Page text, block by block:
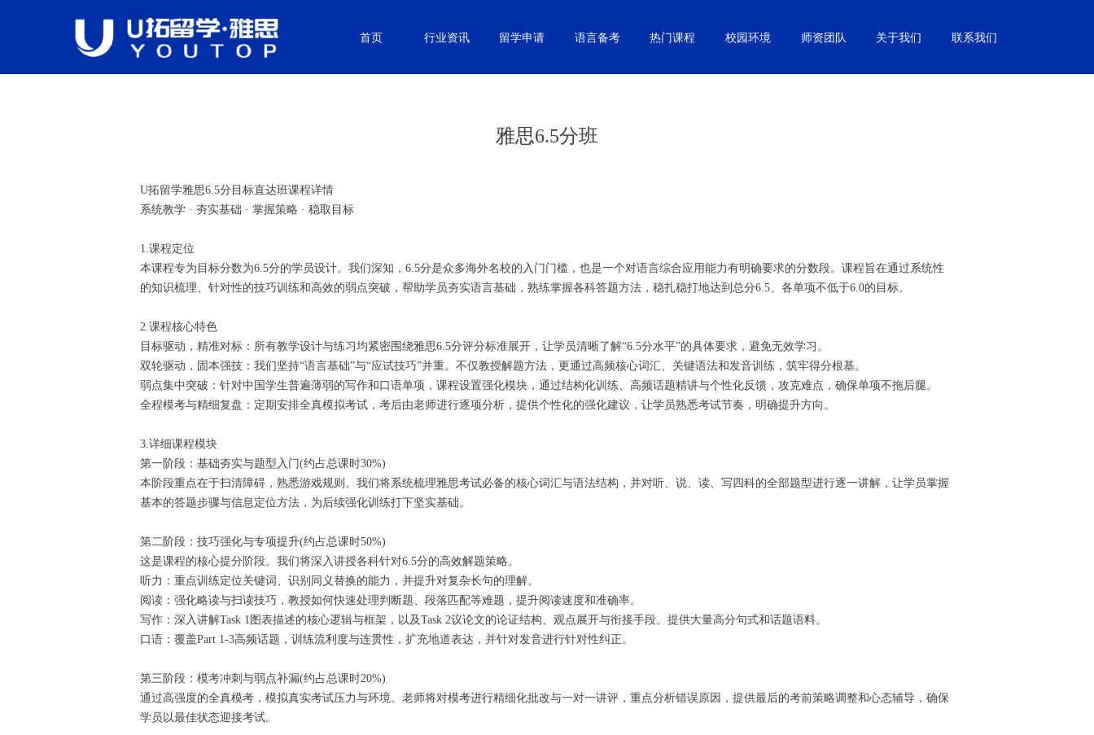
首页 行业资讯 留学申请 语言备考 热门课程 校园环境 师资团队 关于我们 联系我们
雅思6.5分班
U拓留学雅思6.5分目标直达班课程详情
系统教学 · 夯实基础 · 掌握策略 · 稳取目标
1.课程定位
本课程专为目标分数为6.5分的学员设计。我们深知，6.5分是众多海外名校的入门门槛，也是一个对语言综合应用能力有明确要求的分数段。课程旨在通过系统性
的知识梳理、针对性的技巧训练和高效的弱点突破，帮助学员夯实语言基础，熟练掌握各科答题方法，稳扎稳打地达到总分6.5、各单项不低于6.0的目标。
2.课程核心特色
目标驱动，精准对标：所有教学设计与练习均紧密围绕雅思6.5分评分标准展开，让学员清晰了解“6.5分水平”的具体要求，避免无效学习。
双轮驱动，固本强技：我们坚持“语言基础”与“应试技巧”并重。不仅教授解题方法，更通过高频核心词汇、关键语法和发音训练，筑牢得分根基。
弱点集中突破：针对中国学生普遍薄弱的写作和口语单项，课程设置强化模块，通过结构化训练、高频话题精讲与个性化反馈，攻克难点，确保单项不拖后腿。
全程模考与精细复盘：定期安排全真模拟考试，考后由老师进行逐项分析，提供个性化的强化建议，让学员熟悉考试节奏，明确提升方向。
3.详细课程模块
第一阶段：基础夯实与题型入门(约占总课时30%)
本阶段重点在于扫清障碍，熟悉游戏规则。我们将系统梳理雅思考试必备的核心词汇与语法结构，并对听、说、读、写四科的全部题型进行逐一讲解，让学员掌握
基本的答题步骤与信息定位方法，为后续强化训练打下坚实基础。
第二阶段：技巧强化与专项提升(约占总课时50%)
这是课程的核心提分阶段。我们将深入讲授各科针对6.5分的高效解题策略。
听力：重点训练定位关键词、识别同义替换的能力，并提升对复杂长句的理解。
阅读：强化略读与扫读技巧，教授如何快速处理判断题、段落匹配等难题，提升阅读速度和准确率。
写作：深入讲解Task 1图表描述的核心逻辑与框架，以及Task 2议论文的论证结构、观点展开与衔接手段。提供大量高分句式和话题语料。
口语：覆盖Part 1-3高频话题，训练流利度与连贯性，扩充地道表达，并针对发音进行针对性纠正。
第三阶段：模考冲刺与弱点补漏(约占总课时20%)
通过高强度的全真模考，模拟真实考试压力与环境。老师将对模考进行精细化批改与一对一讲评，重点分析错误原因，提供最后的考前策略调整和心态辅导，确保
学员以最佳状态迎接考试。